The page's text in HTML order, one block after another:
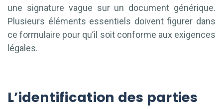
une signature vague sur un document générique.
Plusieurs éléments essentiels doivent figurer dans
ce formulaire pour qu’il soit conforme aux exigences
légales.
L’identification des parties